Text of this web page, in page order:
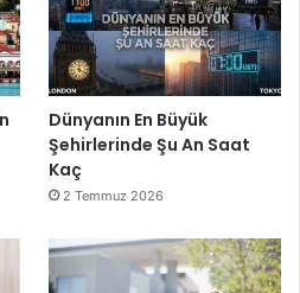
Dünyanın En Büyük
Şehirlerinde Şu An Saat
Kaç
2 Temmuz 2026